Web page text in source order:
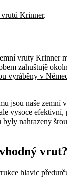
Krinner.
vruty Krinner
zahuštujě
vyráběny v
naše
nahrazeny
vrut?
hlavic